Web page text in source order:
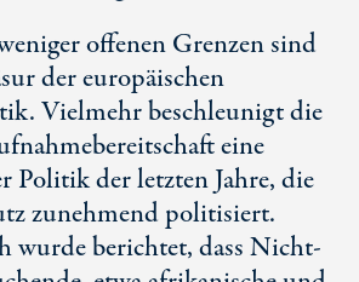
offenen Grenzen sind
der europäischen
Vielmehr beschleunigt die
eine
Politik der letzten Jahre, die
zunehmend politisiert.
wurde berichtet, dass Nicht-